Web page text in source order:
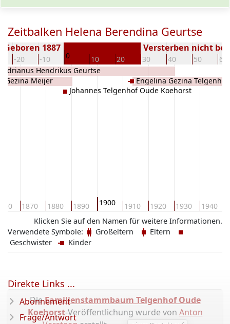
Zeitbalken Helena Berendina Geurtse
-20 -10 0 10 20 30 40 50 60
Geboren 1887 Versterben nicht
1870 1880 1890 1900 1910 1920 1930 1940
Adrianus Hendrikus Geurtse
Gezina Meijer
Johannes Telgenhof Oude Koehorst
Engelina Gezina
Koehorst
Klicken Sie auf den Namen für weitere Informationen.
Verwendete Symbole:
Großeltern
Eltern
Geschwister
Kinder
DieFamilienstammbaum Telgenhof Oude
Koehorst-Veröffentlichung wurde von Anton
Direkte Links ...
Abonnement
Frage/Antwort